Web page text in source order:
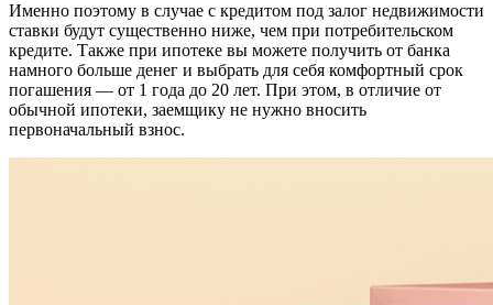
Именно поэтому в случае с кредитом под залог недвижимости
ставки будут существенно ниже, чем при потребительском
кредите. Также при ипотеке вы можете получить от банка
намного больше денег и выбрать для себя комфортный срок
погашения — от 1 года до 20 лет. При этом, в отличие от
обычной ипотеки, заемщику не нужно вносить
первоначальный взнос.